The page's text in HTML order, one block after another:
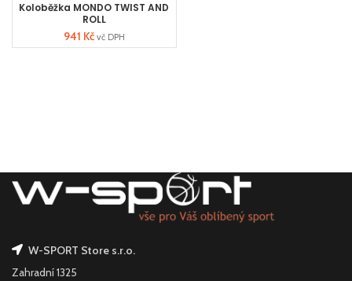
Koloběžka MONDO TWIST AND
ROLL
941 Kč vč DPH
W-SPORT Store s.r.o.
Zahradní 1325